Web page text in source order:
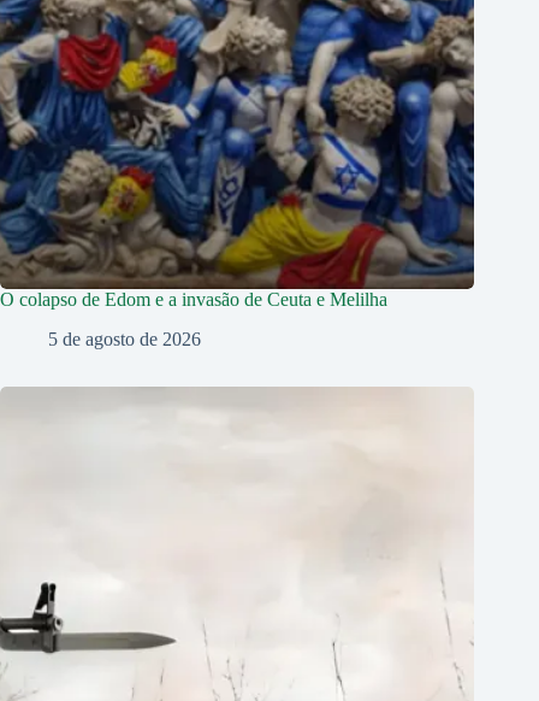
O colapso de Edom e a invasão de Ceuta e Melilha
5 de agosto de 2026